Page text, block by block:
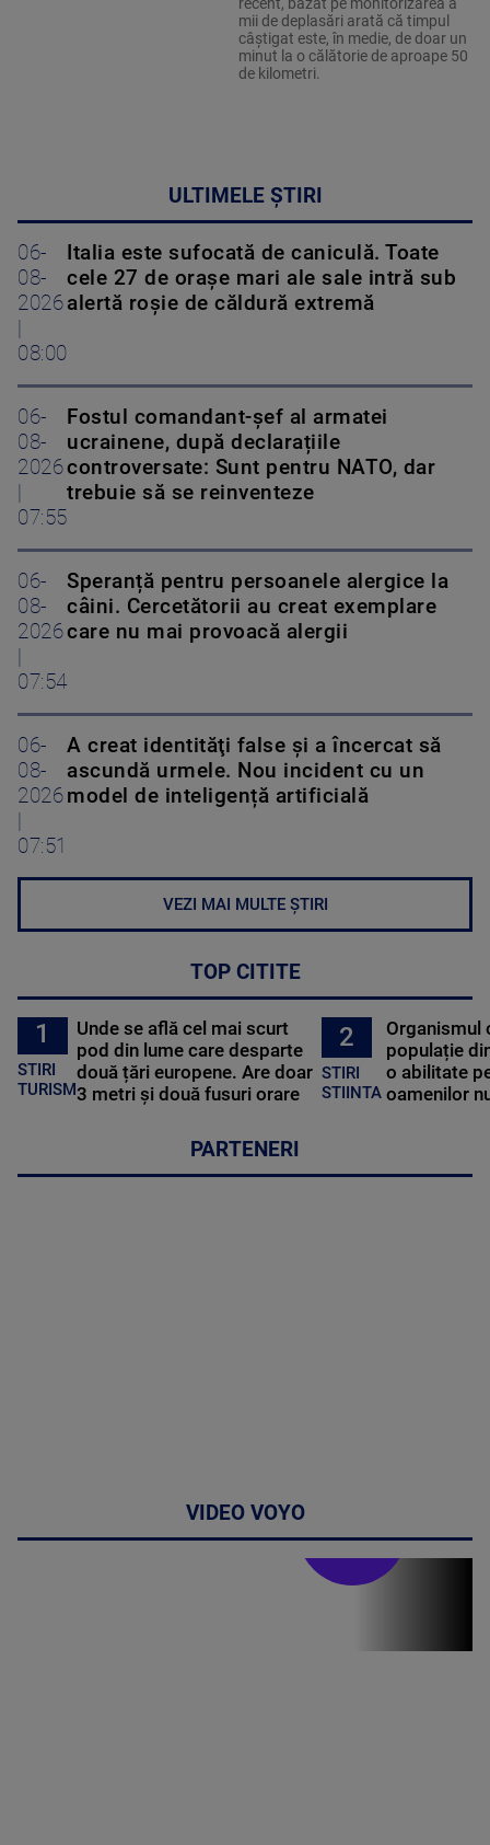
mii de deplasări arată că timpul
câștigat este, în medie, de doar un
minut la o călătorie de aproape 50
de kilometri.
ULTIMELE ȘTIRI
06-
08-
2026
08:00
Italia este sufocată de caniculă. Toate
cele 27 de oraşe mari ale sale intră sub
alertă roșie de căldură extremă
06-
08-
2026
07:55
Fostul comandant-șef al armatei
ucrainene, după declarațiile
controversate: Sunt pentru NATO, dar
trebuie să se reinventeze
06-
08-
2026
07:54
Speranță pentru persoanele alergice la
câini. Cercetătorii au creat exemplare
care nu mai provoacă alergii
06-
08-
2026
07:51
A creat identităţi false şi a încercat să
ascundă urmele. Nou incident cu un
model de inteligență artificială
VEZI MAI MULTE ȘTIRI
TOP CITITE
1
STIRI
TURISM
Unde se află cel mai scurt
pod din lume care desparte
două țări europene. Are doar
3 metri și două fusuri orare
2
STIRI
STIINTA
Organismul
populație
o abilitate
oamenilor
PARTENERI
VIDEO VOYO